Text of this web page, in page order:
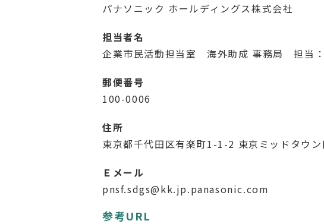
パナソニック ホールディングス株式会社
担当者名
企業市民活動担当室 海外助成 事務局 担当
郵便番号
100-0006
住所
東京都千代田区有楽町1-1-2 東京ミッドタウ
Ｅメール
pnsf.sdgs@kk.jp.panasonic.com
参考URL